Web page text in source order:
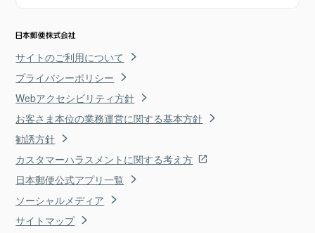
サイトのご利用について
プライバシーポリシー
Webアクセシビリティ方針
お客さま本位の業務運営に関する基本方針
勧誘方針
カスタマーハラスメントに関する考え方
日本郵便公式アプリ一覧
ソーシャルメディア
サイトマップ